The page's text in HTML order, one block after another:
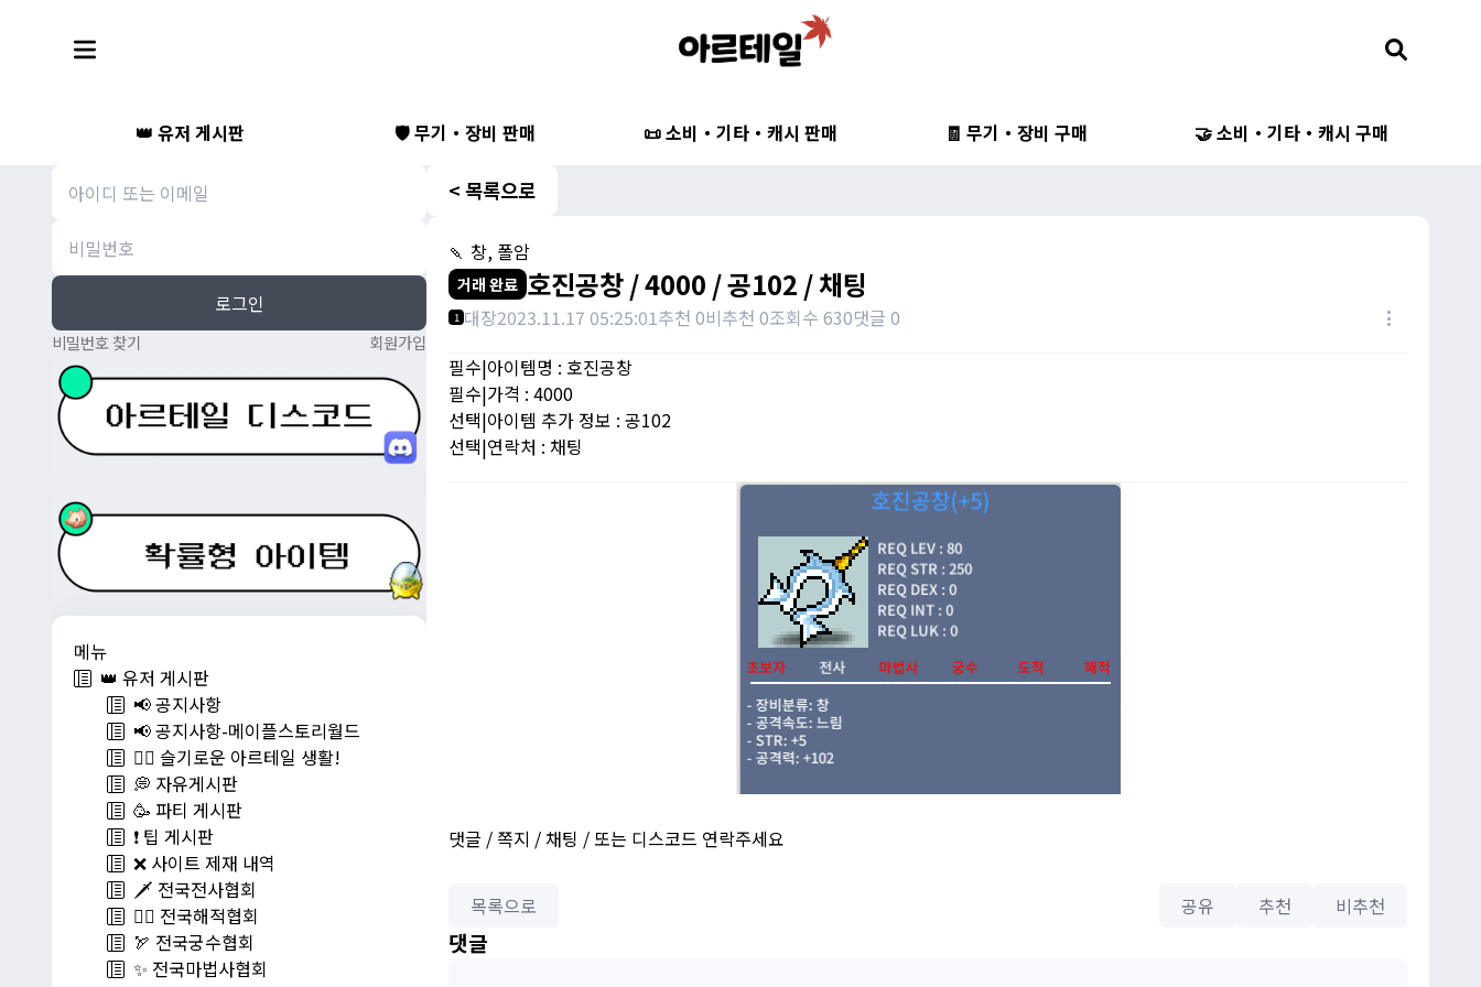
👑 유저 게시판 🛡️ 무기・장비 판매 📜 소비・기타・캐시 판매 🧾 무기・장비 구매 🤝 소비・기타・캐시 구매
로그인
비밀번호 찾기 회원가입
메뉴
👑 유저 게시판
📢 공지사항
📢 공지사항-메이플스토리월드
💁‍♂ 슬기로운 아르테일 생활!
💭 자유게시판
🥳 파티 게시판
❗️ 팁 게시판
❌ 사이트 제재 내역
🗡️ 전국전사협회
🏴‍☠️ 전국해적협회
🏹 전국궁수협회
✨ 전국마법사협회
< 목록으로
🍡 창, 폴암
거래 완료 호진공창 / 4000 / 공102 / 채팅
1 대장2023.11.17 05:25:01추천 0비추천 0조회수 630댓글 0
필수|아이템명 : 호진공창
필수|가격 : 4000
선택|아이템 추가 정보 : 공102
선택|연락처 : 채팅
댓글 / 쪽지 / 채팅 / 또는 디스코드 연락주세요
목록으로 공유 추천 비추천
댓글